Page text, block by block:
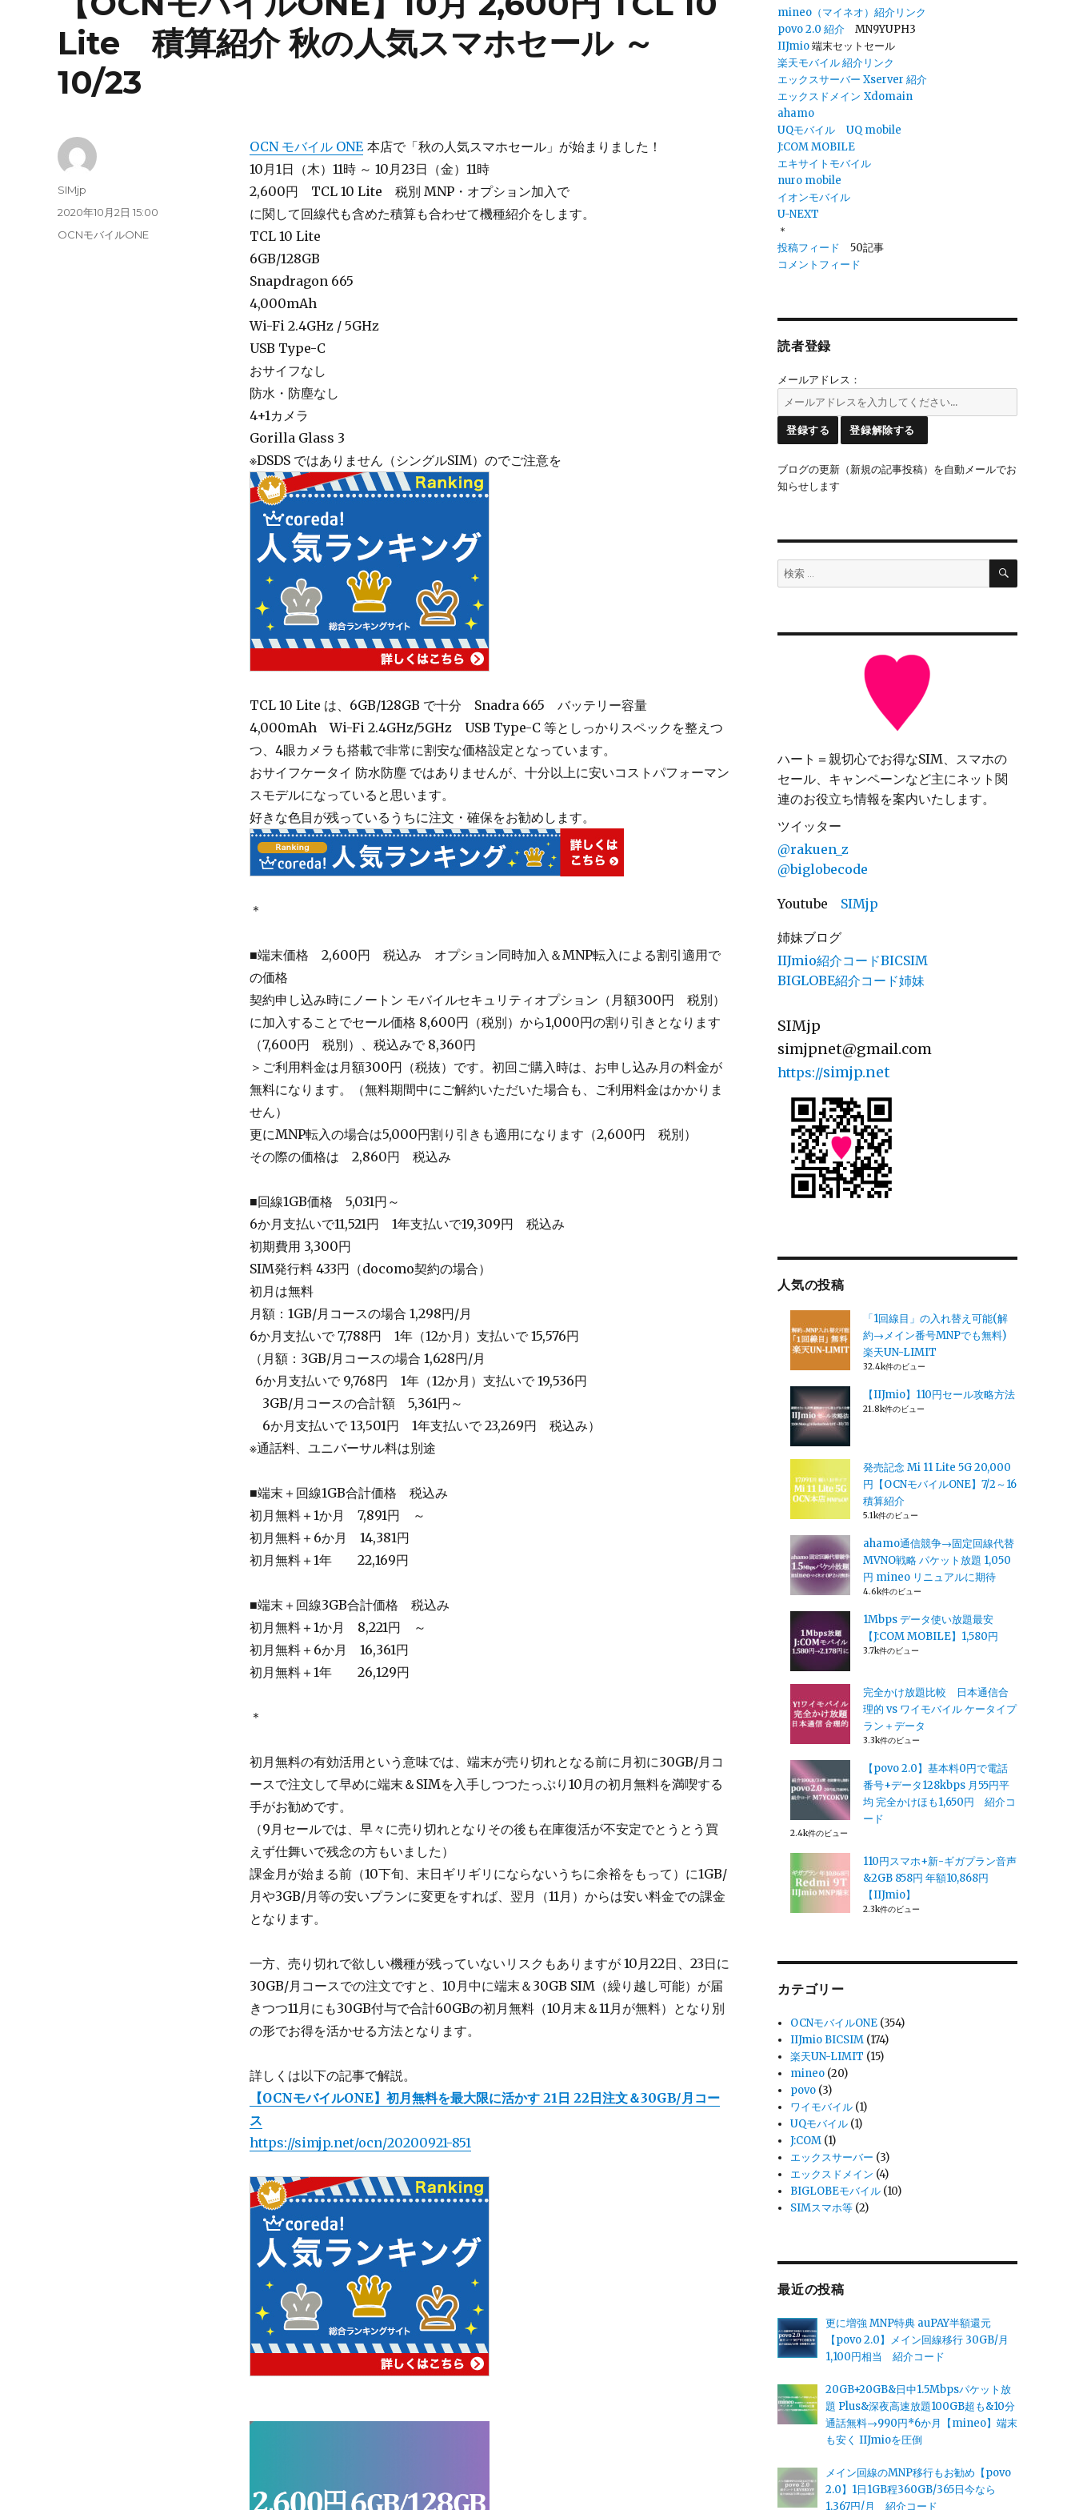
Lite 積算紹介 秋の人気スマホセール ～
10/23
OCN モバイル ONE 本店で「秋の人気スマホセール」が始まりました！
10月1日（木）11時 ～ 10月23日（金）11時
2,600円 TCL 10 Lite 税別 MNP・オプション加入で
に関して回線代も含めた積算も合わせて機種紹介をします。
TCL 10 Lite
6GB/128GB
Snapdragon 665
4,000mAh
Wi-Fi 2.4GHz / 5GHz
USB Type-C
おサイフなし
防水・防塵なし
4+1カメラ
Gorilla Glass 3
※DSDS ではありません（シングルSIM）のでご注意を
TCL 10 Lite は、6GB/128GB で十分 Snadra 665 バッテリー容量
4,000mAh Wi-Fi 2.4GHz/5GHz USB Type-C 等としっかりスペックを整えつ
つ、4眼カメラも搭載で非常に割安な価格設定となっています。
おサイフケータイ 防水防塵 ではありませんが、十分以上に安いコストパフォーマン
スモデルになっていると思います。
好きな色目が残っているうちに注文・確保をお勧めします。
＊
■端末価格 2,600円 税込み オプション同時加入＆MNP転入による割引適用で
の価格
契約申し込み時にノートン モバイルセキュリティオプション（月額300円 税別）
に加入することでセール価格 8,600円（税別）から1,000円の割り引きとなります
（7,600円 税別）、税込みで 8,360円
＞ご利用料金は月額300円（税抜）です。初回ご購入時は、お申し込み月の料金が
無料になります。（無料期間中にご解約いただいた場合も、ご利用料金はかかりま
せん）
更にMNP転入の場合は5,000円割り引きも適用になります（2,600円 税別）
その際の価格は 2,860円 税込み
■回線1GB価格 5,031円～
6か月支払いで11,521円 1年支払いで19,309円 税込み
初期費用 3,300円
SIM発行料 433円（docomo契約の場合）
初月は無料
月額：1GB/月コースの場合 1,298円/月
6か月支払いで 7,788円 1年（12か月）支払いで 15,576円
（月額：3GB/月コースの場合 1,628円/月
6か月支払いで 9,768円 1年（12か月）支払いで 19,536円
3GB/月コースの合計額 5,361円～
6か月支払いで 13,501円 1年支払いで 23,269円 税込み）
※通話料、ユニバーサル料は別途
■端末＋回線1GB合計価格 税込み
初月無料＋1か月 7,891円 ～
初月無料＋6か月 14,381円
初月無料＋1年 22,169円
■端末＋回線3GB合計価格 税込み
初月無料＋1か月 8,221円 ～
初月無料＋6か月 16,361円
初月無料＋1年 26,129円
＊
初月無料の有効活用という意味では、端末が売り切れとなる前に月初に30GB/月コ
ースで注文して早めに端末＆SIMを入手しつつたっぷり10月の初月無料を満喫する
手がお勧めです。
（9月セールでは、早々に売り切れとなりその後も在庫復活が不安定でとうとう買
えず仕舞いで残念の方もいました）
課金月が始まる前（10下旬、末日ギリギリにならないうちに余裕をもって）に1GB/
月や3GB/月等の安いプランに変更をすれば、翌月（11月）からは安い料金での課金
となります。
一方、売り切れで欲しい機種が残っていないリスクもありますが 10月22日、23日に
30GB/月コースでの注文ですと、10月中に端末＆30GB SIM（繰り越し可能）が届
きつつ11月にも30GB付与で合計60GBの初月無料（10月末＆11月が無料）となり別
の形でお得を活かせる方法となります。
詳しくは以下の記事で解説。
【OCNモバイルONE】初月無料を最大限に活かす 21日 22日注文＆30GB/月コー
ス
https://simjp.net/ocn/20200921-851
投
稿
SIMjp
投
稿
2020年10月2日 15:00
カ
OCNモバイルONE
mineo（マイネオ）紹介リンク
povo 2.0 紹介 MN9YUPH3
IIJmio端末セットセール
楽天モバイル 紹介リンク
エックスサーバー Xserver 紹介
エックスドメイン Xdomain
ahamo
UQモバイル
UQ mobile
J:COM MOBILE
エキサイトモバイル
nuro mobile
イオンモバイル
U-NEXT
＊
投稿フィード 50記事
コメントフィード
読者登録
メールアドレス：
ブログの更新（新規の記事投稿）を自動メールでお
知らせします
検
索:
検
ハート＝親切心でお得なSIM、スマホの
セール、キャンペーンなど主にネット関
連のお役立ち情報を案内いたします。
ツイッター
@rakuen_z
@biglobecode
Youtube SIMjp
姉妹ブログ
IIJmio紹介コードBICSIM
BIGLOBE紹介コード姉妹
SIMjp
simjpnet@gmail.com
https://simjp.net
人気の投稿
「1回線目」の入れ替え可能(解
約→メイン番号MNPでも無料)
楽天UN-LIMIT
32.4k件のビュー
【IIJmio】110円セール攻略方法
21.8k件のビュー
発売記念 Mi 11 Lite 5G 20,000
円【OCNモバイルONE】7/2～16
積算紹介
5.1k件のビュー
ahamo通信競争→固定回線代替
MVNO戦略 パケット放題 1,050
円 mineo リニュアルに期待
4.6k件のビュー
1Mbps データ使い放題最安
【J:COM MOBILE】1,580円
3.7k件のビュー
完全かけ放題比較 日本通信合
理的 vs ワイモバイル ケータイプ
ラン＋データ
3.3k件のビュー
【povo 2.0】基本料0円で電話
番号+データ128kbps 月55円平
均 完全かけほも1,650円 紹介コ
ード
2.4k件のビュー
110円スマホ+新-ギガプラン音声
&2GB 858円 年額10,868円
【IIJmio】
2.3k件のビュー
カテゴリー
OCNモバイルONE (354)
IIJmio BICSIM (174)
楽天UN-LIMIT (15)
mineo (20)
povo (3)
ワイモバイル (1)
UQモバイル (1)
J:COM (1)
エックスサーバー (3)
エックスドメイン (4)
BIGLOBEモバイル (10)
SIMスマホ等 (2)
最近の投稿
更に増強 MNP特典 auPAY半額還元
【povo 2.0】メイン回線移行 30GB/月
1,100円相当 紹介コード
20GB+20GB&日中1.5Mbpsパケット放
題 Plus&深夜高速放題100GB超も&10分
通話無料→990円*6か月【mineo】端末
も安く IIJmioを圧倒
メイン回線のMNP移行もお勧め【povo
2.0】1日1GB程360GB/365日今なら
1,367円/月 紹介コード